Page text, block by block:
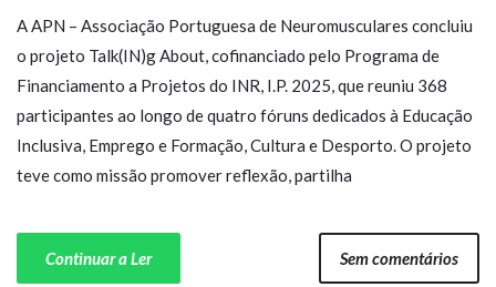
A APN – Associação Portuguesa de Neuromusculares concluiu
o projeto Talk(IN)g About, cofinanciado pelo Programa de
Financiamento a Projetos do INR, I.P. 2025, que reuniu 368
participantes ao longo de quatro fóruns dedicados à Educação
Inclusiva, Emprego e Formação, Cultura e Desporto. O projeto
teve como missão promover reflexão, partilha
Continuar a Ler Sem comentários